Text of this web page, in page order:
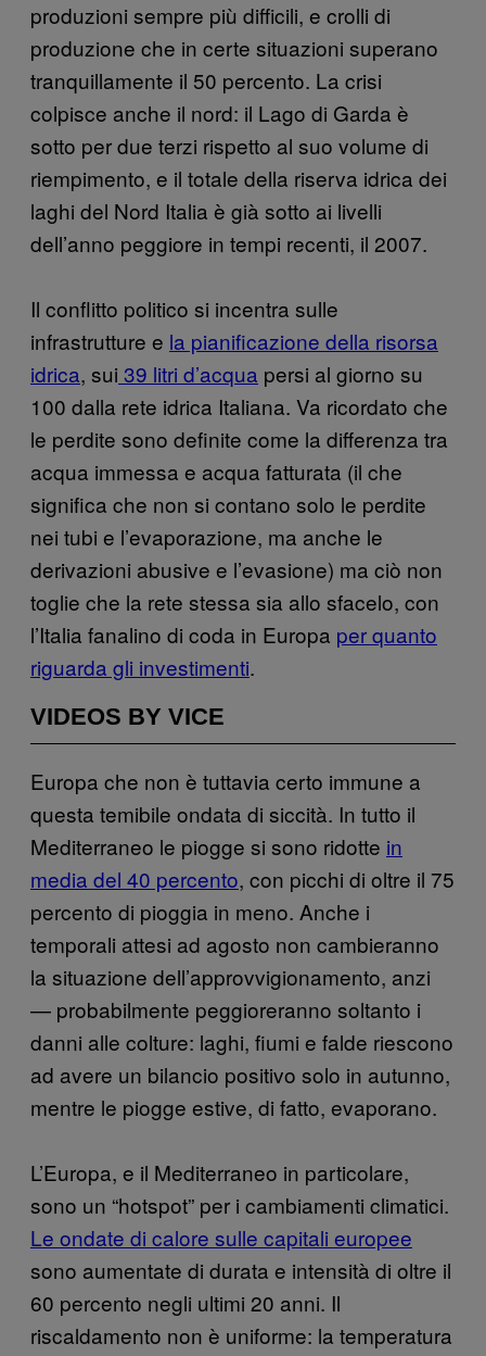
produzioni sempre più difficili, e crolli di
produzione che in certe situazioni superano
tranquillamente il 50 percento. La crisi
colpisce anche il nord: il Lago di Garda è
sotto per due terzi rispetto al suo volume di
riempimento, e il totale della riserva idrica dei
laghi del Nord Italia è già sotto ai livelli
dell’anno peggiore in tempi recenti, il 2007.
Il conflitto politico si incentra sulle
infrastrutture e la pianificazione della risorsa
idrica, sui 39 litri d’acqua persi al giorno su
100 dalla rete idrica Italiana. Va ricordato che
le perdite sono definite come la differenza tra
acqua immessa e acqua fatturata (il che
significa che non si contano solo le perdite
nei tubi e l’evaporazione, ma anche le
derivazioni abusive e l’evasione) ma ciò non
toglie che la rete stessa sia allo sfacelo, con
l’Italia fanalino di coda in Europa per quanto
riguarda gli investimenti.
VIDEOS BY VICE
Europa che non è tuttavia certo immune a
questa temibile ondata di siccità. In tutto il
Mediterraneo le piogge si sono ridotte in
media del 40 percento, con picchi di oltre il 75
percento di pioggia in meno. Anche i
temporali attesi ad agosto non cambieranno
la situazione dell’approvvigionamento, anzi
— probabilmente peggioreranno soltanto i
danni alle colture: laghi, fiumi e falde riescono
ad avere un bilancio positivo solo in autunno,
mentre le piogge estive, di fatto, evaporano.
L’Europa, e il Mediterraneo in particolare,
sono un “hotspot” per i cambiamenti climatici.
Le ondate di calore sulle capitali europee
sono aumentate di durata e intensità di oltre il
60 percento negli ultimi 20 anni. Il
riscaldamento non è uniforme: la temperatura